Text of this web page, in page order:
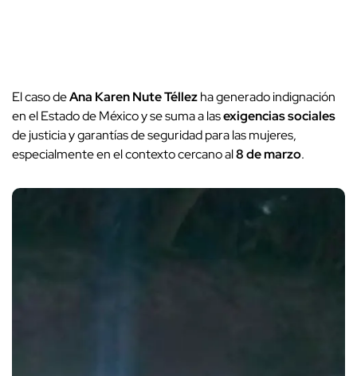
El caso deAna Karen Nute Téllezha generado indignación
en el Estado de México y se suma a lasexigencias sociales
de justicia y garantías de seguridad para las mujeres,
especialmente en el contexto cercano al8 de marzo.